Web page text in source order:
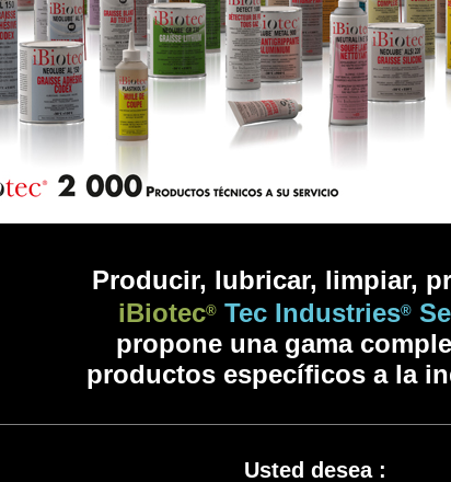
Producir, lubricar, limpiar,
iBiotec® Tec Industries®
propone una gama
productos específicos a la
Usted desea :